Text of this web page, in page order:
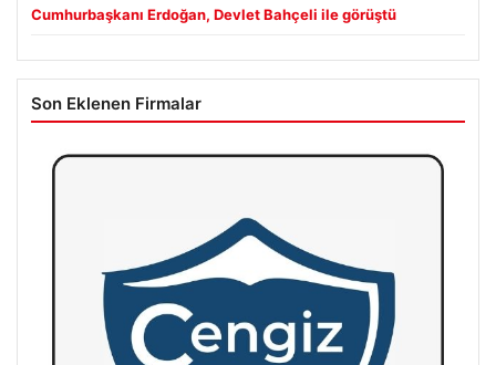
Cumhurbaşkanı Erdoğan, Devlet Bahçeli ile görüştü
Son Eklenen Firmalar